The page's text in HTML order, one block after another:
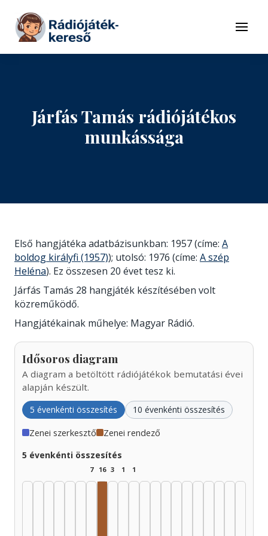
Tovább a tartalomhoz
Menü
Járfás Tamás rádiójátékos
munkássága
Első hangjátéka adatbázisunkban: 1957 (címe: A
boldog királyfi (1957)); utolsó: 1976 (címe: A szép
Heléna). Ez összesen 20 évet tesz ki.
Járfás Tamás 28 hangjáték készítésében volt
közreműködő.
Hangjátékainak műhelye: Magyar Rádió.
Idősoros diagram
A diagram a betöltött rádiójátékok bemutatási évei
alapján készült.
5 évenkénti összesítés 10 évenkénti összesítés
Zenei szerkesztő Zenei rendező
5 évenkénti összesítés
7 16 3 1 1